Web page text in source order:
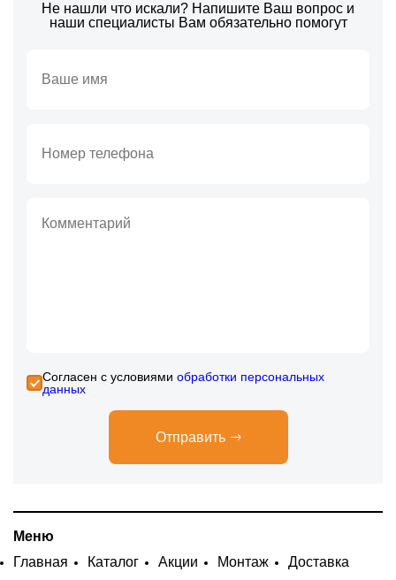
Не нашли что искали? Напишите Ваш вопрос и
наши специалисты Вам обязательно помогут
Cогласен с условиями обработки персональных
данных
Отправить
Меню
Главная
Каталог Акции Монтаж
Доставка